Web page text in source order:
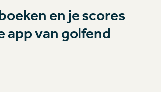
en je scores
app van golfend